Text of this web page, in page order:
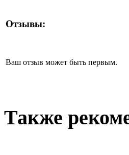
Отзывы:
Ваш отзыв может быть первым.
Также